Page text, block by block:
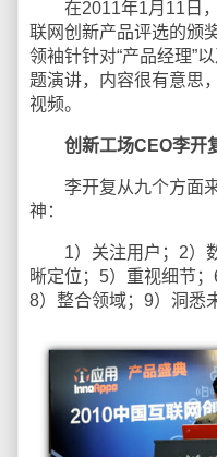
在2011年1月11日，
联网创新产品评选的颁
领袖针针对“产品经理”
题演讲，内容很有意思
视频。
创新工场CEO李开
李开复从九个方面来
神：
1）关注用户；2）数
晰定位；5）重视细节
8）整合领域；9）洞悉